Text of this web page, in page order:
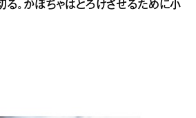
る。かぼちゃはとろけさせるために小